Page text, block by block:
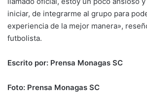
iniciar, de integrarme al grupo para
experiencia de la mejor manera»,
futbolista.
Escrito por: Prensa Monagas SC
Foto: Prensa Monagas SC